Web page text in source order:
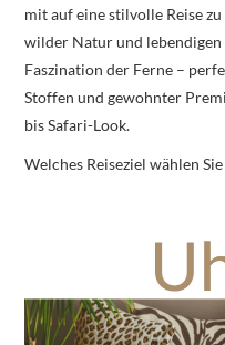
mit auf eine stilvolle Reise
wilder Natur und lebendigen
Faszination der Ferne –
Stoffen und gewohnter
bis Safari-Look.
Welches Reiseziel wählen